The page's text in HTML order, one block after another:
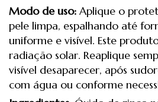
Modo de uso: Aplique o
pele limpa, espalhando até
uniforme e visível. Este
radiação solar. Reaplique
visível desaparecer, após
com água ou conforme